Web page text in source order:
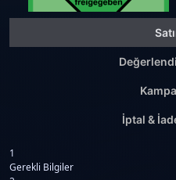
İptal &
1
Gerekli Bilgiler